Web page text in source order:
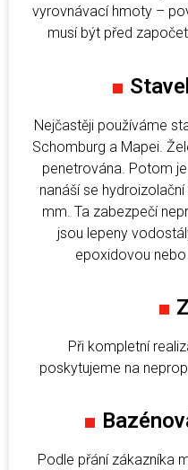
vyrovnávací hmoty –
musí být před
■
Nejčastěji používáme
Schomburg a Mapei.
penetrována. Potom
nanáší se
mm. Ta zabezpečí
jsou lepeny
epoxidovou
■
Při kompletní
poskytujeme na
■
Podle přání zákazníka